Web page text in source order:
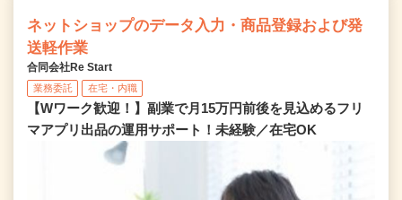
ネットショップのデータ入力・商品登録および発
送軽作業
合同会社Re Start
業務委託 在宅・内職
【Wワーク歓迎！】副業で月15万円前後を見込めるフリ
マアプリ出品の運用サポート！未経験／在宅OK